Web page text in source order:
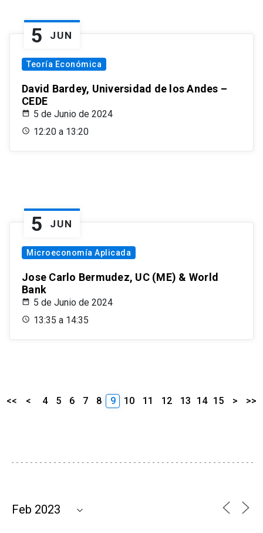
5 JUN
Teoría Económica
David Bardey, Universidad de los Andes –
CEDE
5 de Junio de 2024
12:20 a 13:20
5 JUN
Microeconomía Aplicada
Jose Carlo Bermudez, UC (ME) & World
Bank
5 de Junio de 2024
13:35 a 14:35
<< < 4 5 6 7 8 9 10 11 12 13 14 15 > >>